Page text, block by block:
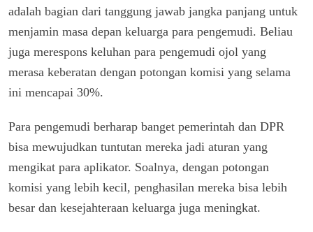
adalah bagian dari tanggung jawab jangka panjang untuk
menjamin masa depan keluarga para pengemudi. Beliau
juga merespons keluhan para pengemudi ojol yang
merasa keberatan dengan potongan komisi yang selama
ini mencapai 30%.
Para pengemudi berharap banget pemerintah dan DPR
bisa mewujudkan tuntutan mereka jadi aturan yang
mengikat para aplikator. Soalnya, dengan potongan
komisi yang lebih kecil, penghasilan mereka bisa lebih
besar dan kesejahteraan keluarga juga meningkat.